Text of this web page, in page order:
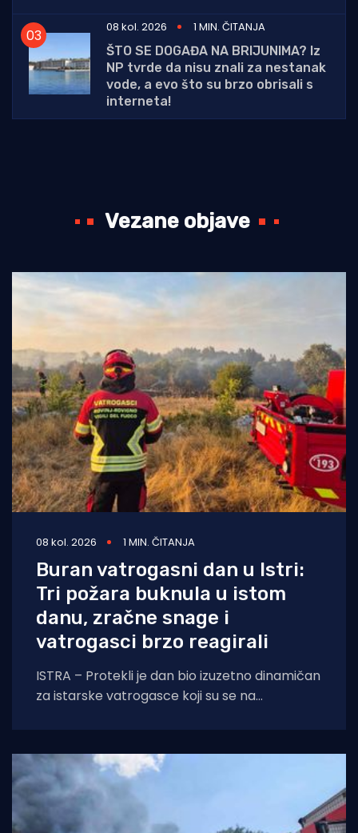
08 kol. 2026
1 MIN. ČITANJA
ŠTO SE DOGAĐA NA BRIJUNIMA? Iz
NP tvrde da nisu znali za nestanak
vode, a evo što su brzo obrisali s
interneta!
Vezane objave
08 kol. 2026 1 MIN. ČITANJA
Buran vatrogasni dan u Istri:
Tri požara buknula u istom
danu, zračne snage i
vatrogasci brzo reagirali
ISTRA – Protekli je dan bio izuzetno dinamičan
za istarske vatrogasce koji su se na